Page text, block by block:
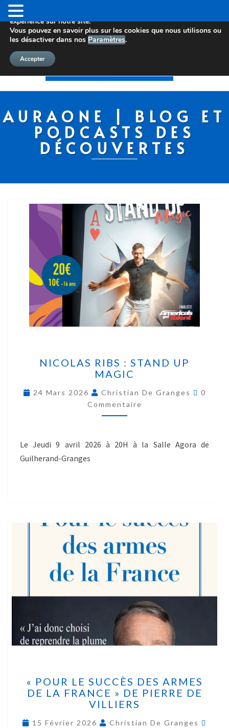
AURAONE | BLOG ET
PODCASTS DES
DÉCOUVERTES
NICOLAS RIBS : STAND UP
MAGIC
24 Mars 2026 Christian De Granges
0
Commentaire
Le Jeudi 9 avril 2026 à 20H à la Salle Agora de
Guilherand-Granges
« POUR LE SUCCÈS DES ARMES
DE LA FRANCE » DE PIERRE DE
VILLIERS
15 Février 2026
Christian De Granges
Nous utilisons des cookies pour vous offrir la meilleure
expérience sur notre site.
Vous pouvez en savoir plus sur les cookies que nous utilisons ou
les désactiver dans nos Paramètres.
Accepter